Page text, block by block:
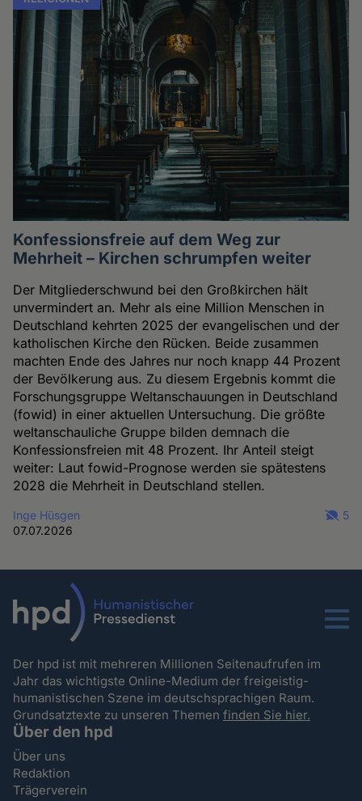
Konfessionsfreie auf dem Weg zur
Mehrheit – Kirchen schrumpfen weiter
Der Mitgliederschwund bei den Großkirchen hält
unvermindert an. Mehr als eine Million Menschen in
Deutschland kehrten 2025 der evangelischen und der
katholischen Kirche den Rücken. Beide zusammen
machten Ende des Jahres nur noch knapp 44 Prozent
der Bevölkerung aus. Zu diesem Ergebnis kommt die
Forschungsgruppe Weltanschauungen in Deutschland
(fowid) in einer aktuellen Untersuchung. Die größte
weltanschauliche Gruppe bilden demnach die
Konfessionsfreien mit 48 Prozent. Ihr Anteil steigt
weiter: Laut fowid-Prognose werden sie spätestens
2028 die Mehrheit in Deutschland stellen.
Inge Hüsgen
07.07.2026
5
Menu
Der hpd ist mit mehreren Millionen Seitenaufrufen im
Jahr das wichtigste Online-Medium der freigeistig-
humanistischen Szene im deutschsprachigen Raum.
Grundsatztexte zu unseren Themenfinden Sie hier.
Über den hpd
Über uns
Redaktion
Trägerverein